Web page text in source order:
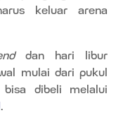
keluar arena
dan hari libur
mulai dari pukul
dibeli melalui